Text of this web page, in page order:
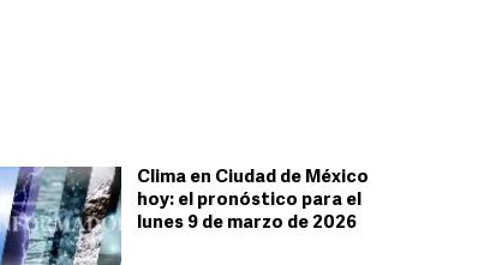
Clima en Ciudad de México
hoy: el pronóstico para el
lunes 9 de marzo de 2026